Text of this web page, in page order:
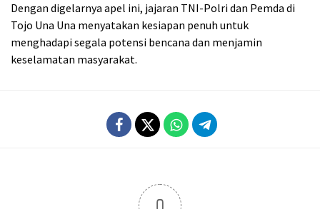
Dengan digelarnya apel ini, jajaran TNI-Polri dan Pemda di
Tojo Una Una menyatakan kesiapan penuh untuk
menghadapi segala potensi bencana dan menjamin
keselamatan masyarakat.